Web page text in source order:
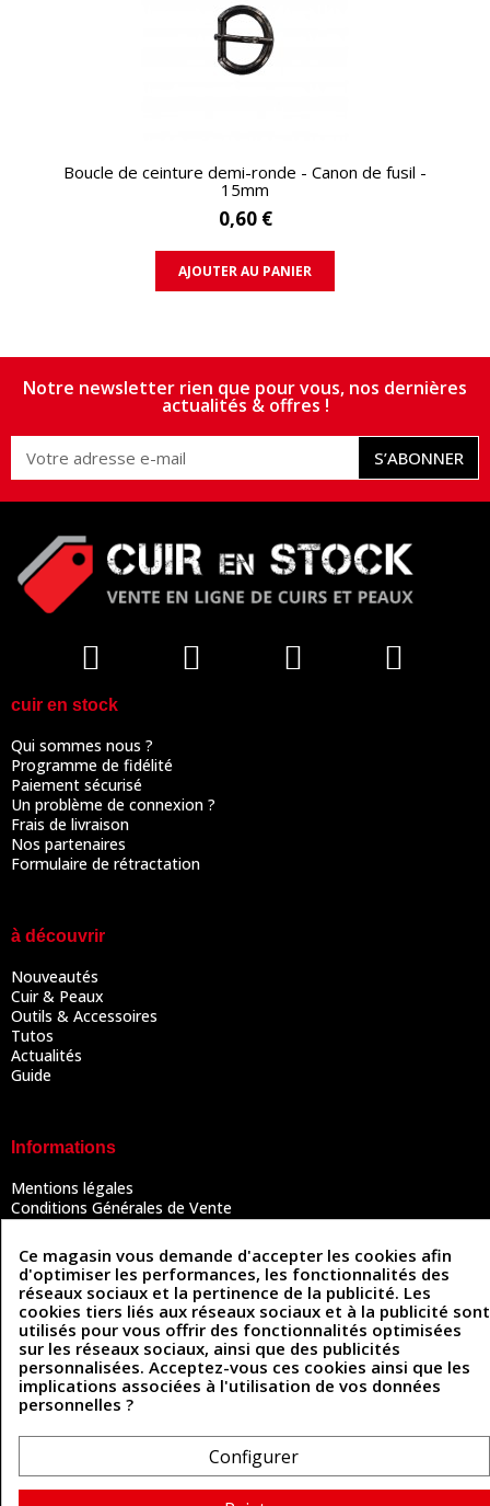
APERÇU RAPIDE
Boucle de ceinture demi-ronde - Canon de fusil -
15mm
0,60 €
AJOUTER AU PANIER
Notre newsletter rien que pour vous, nos dernières
actualités & offres !
S’ABONNER
cuir en stock
Qui sommes nous ?
Programme de fidélité
Paiement sécurisé
Un problème de connexion ?
Frais de livraison
Nos partenaires
Formulaire de rétractation
à découvrir
Nouveautés
Cuir & Peaux
Outils & Accessoires
Tutos
Actualités
Guide
Informations
Mentions légales
Conditions Générales de Vente
Politique de confidentialité
Politique des cookies
Contactez-nous
Coordonnées
493 Chemin de Catougnac
81300 Graulhet
05 63 34 51 88
contact@cuirenstock.com
Cuirenstock © 2026 - Une création Quatrys 💙
Ce magasin vous demande d'accepter les cookies afin
d'optimiser les performances, les fonctionnalités des
réseaux sociaux et la pertinence de la publicité. Les
cookies tiers liés aux réseaux sociaux et à la publicité sont
utilisés pour vous offrir des fonctionnalités optimisées
sur les réseaux sociaux, ainsi que des publicités
personnalisées. Acceptez-vous ces cookies ainsi que les
implications associées à l'utilisation de vos données
personnelles ?
Configurer